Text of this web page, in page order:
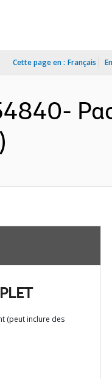
Cette page en : Français
(peut inclure des